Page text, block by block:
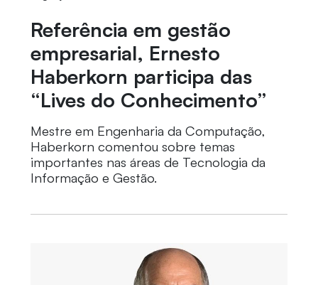
Referência em gestão
empresarial, Ernesto
Haberkorn participa das
“Lives do Conhecimento”
Mestre em Engenharia da Computação,
Haberkorn comentou sobre temas
importantes nas áreas de Tecnologia da
Informação e Gestão.